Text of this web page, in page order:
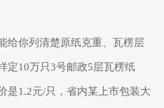
给你列清楚原纸克重、瓦楞层
定10万只3号邮政5层瓦楞纸
是1.2元/只，省内某上市包装大